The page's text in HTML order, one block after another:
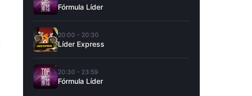
Fórmula Líder
20:00 - 20:30
Líder Express
20:30 - 23:59
Fórmula Líder